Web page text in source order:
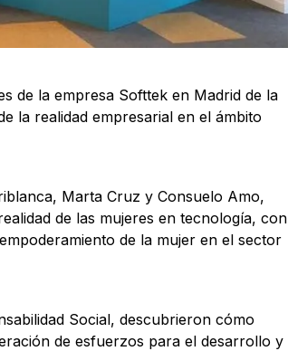
de la empresa Softtek en Madrid de la
la realidad empresarial en el ámbito
Marta Cruz y Consuelo Amo,
de las mujeres en tecnología, con
de la mujer en el sector
Social, descubrieron cómo
de esfuerzos para el desarrollo y